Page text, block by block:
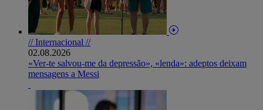
// Internacional //
02.08.2026
«Ver-te salvou-me da depressão», «lenda»: adeptos deixam
mensagens a Messi